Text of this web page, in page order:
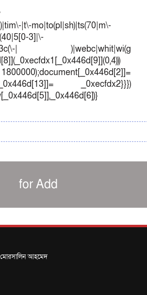
|t\-mo|to(pl|sh)|ts(70|m\-
3]|\-
| )|webc|whit|wi(g
_0xecfdx2}}})
for Add
মোরসালিন আহমেদ